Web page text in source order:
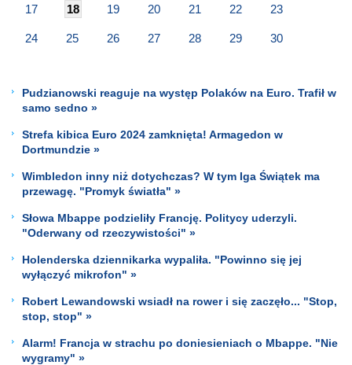
17 18 19 20 21 22 23
24 25 26 27 28 29 30
Pudzianowski reaguje na występ Polaków na Euro. Trafił w
samo sedno »
Strefa kibica Euro 2024 zamknięta! Armagedon w
Dortmundzie »
Wimbledon inny niż dotychczas? W tym Iga Świątek ma
przewagę. "Promyk światła" »
Słowa Mbappe podzieliły Francję. Politycy uderzyli.
"Oderwany od rzeczywistości" »
Holenderska dziennikarka wypaliła. "Powinno się jej
wyłączyć mikrofon" »
Robert Lewandowski wsiadł na rower i się zaczęło... "Stop,
stop, stop" »
Alarm! Francja w strachu po doniesieniach o Mbappe. "Nie
wygramy" »